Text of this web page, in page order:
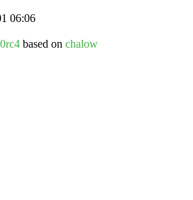
06:06
based on chalow